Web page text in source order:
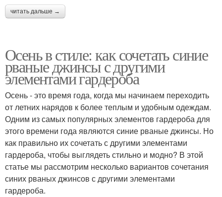
читать дальше →
Осень в стиле: как сочетать синие
рваные джинсы с другими
элементами гардероба
Осень - это время года, когда мы начинаем переходить
от летних нарядов к более теплым и удобным одеждам.
Одним из самых популярных элементов гардероба для
этого времени года являются синие рваные джинсы. Но
как правильно их сочетать с другими элементами
гардероба, чтобы выглядеть стильно и модно? В этой
статье мы рассмотрим несколько вариантов сочетания
синих рваных джинсов с другими элементами
гардероба.